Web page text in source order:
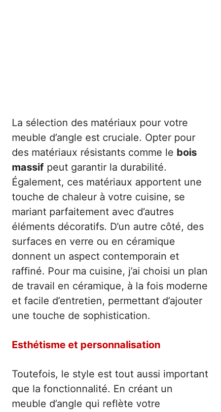
La sélection des matériaux pour votre
meuble d’angle est cruciale. Opter pour
des matériaux résistants comme le bois
massif peut garantir la durabilité.
Également, ces matériaux apportent une
touche de chaleur à votre cuisine, se
mariant parfaitement avec d’autres
éléments décoratifs. D’un autre côté, des
surfaces en verre ou en céramique
donnent un aspect contemporain et
raffiné. Pour ma cuisine, j’ai choisi un plan
de travail en céramique, à la fois moderne
et facile d’entretien, permettant d’ajouter
une touche de sophistication.
Esthétisme et personnalisation
Toutefois, le style est tout aussi important
que la fonctionnalité. En créant un
meuble d’angle qui reflète votre